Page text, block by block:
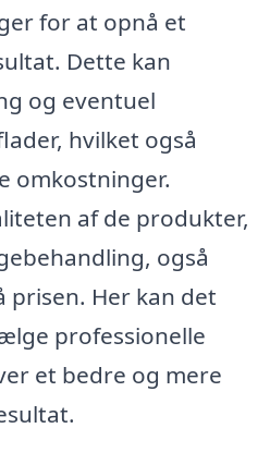
for at opnå et
Dette kan
og eventuel
hvilket også
omkostninger.
af de produkter,
også
prisen. Her kan det
professionelle
et bedre og mere